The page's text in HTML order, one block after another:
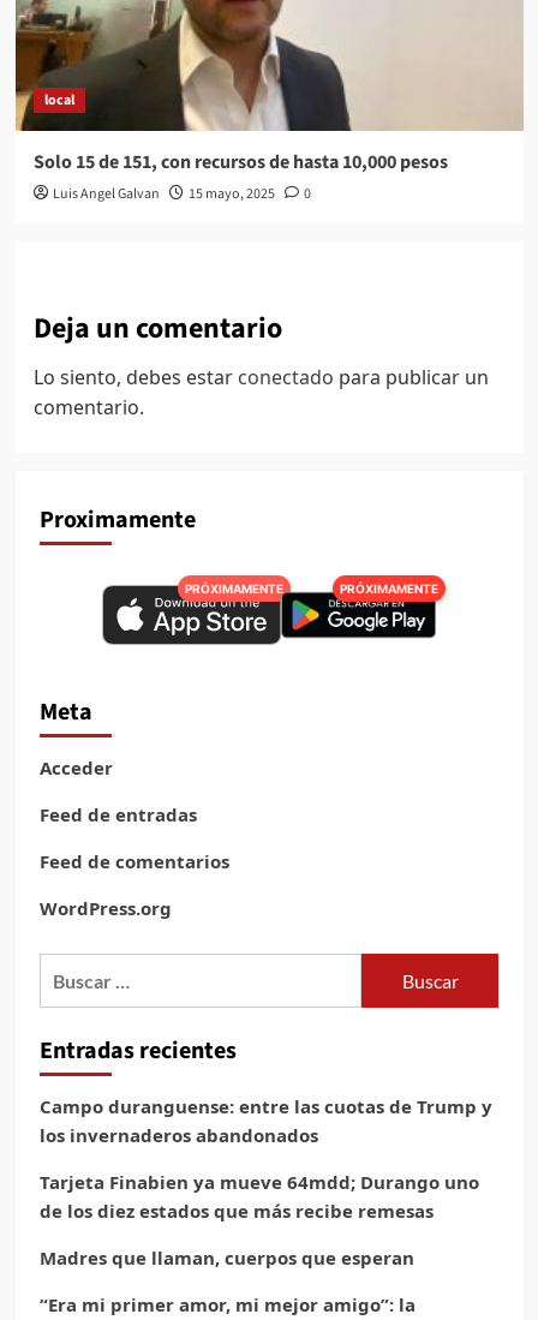
local
Solo 15 de 151, con recursos de hasta 10,000 pesos
Luis Angel Galvan 15 mayo, 2025 0
Deja un comentario
Lo siento, debes estar conectado para publicar un
comentario.
Proximamente
PRÓXIMAMENTE PRÓXIMAMENTE
Meta
Acceder
Feed de entradas
Feed de comentarios
WordPress.org
Entradas recientes
Campo duranguense: entre las cuotas de Trump y
los invernaderos abandonados
Tarjeta Finabien ya mueve 64mdd; Durango uno
de los diez estados que más recibe remesas
Madres que llaman, cuerpos que esperan
“Era mi primer amor, mi mejor amigo”: la